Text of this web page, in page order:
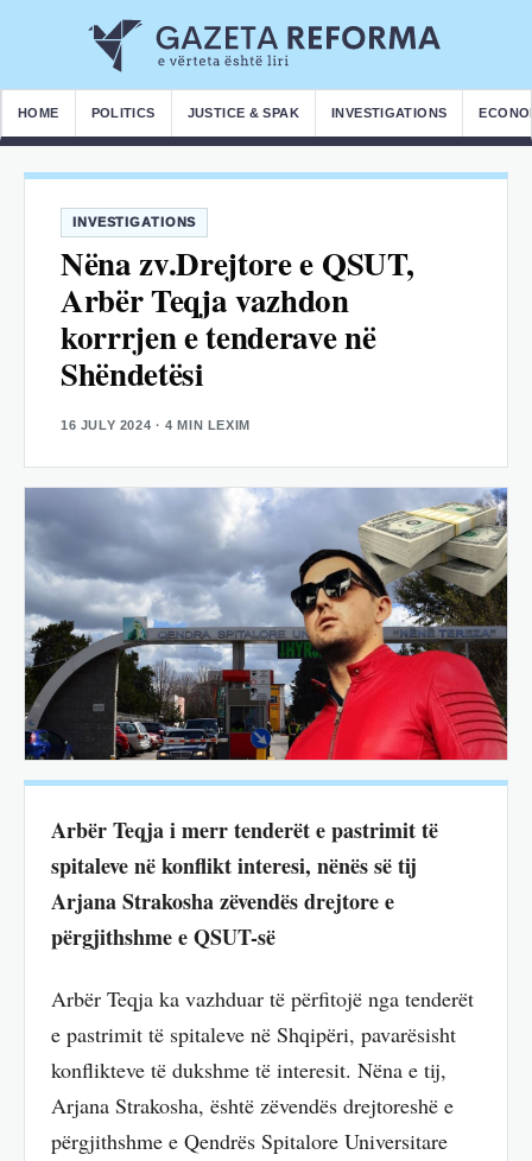
HOME POLITICS JUSTICE & SPAK INVESTIGATIONS
INVESTIGATIONS
Nëna zv.Drejtore e QSUT,
Arbër Teqja vazhdon
korrrjen e tenderave në
Shëndetësi
16 JULY 2024 · 4 MIN LEXIM
Arbër Teqja i merr tenderët e pastrimit të
spitaleve në konflikt interesi, nënës së tij
Arjana Strakosha zëvendës drejtore e
përgjithshme e QSUT-së
Arbër Teqja ka vazhduar të përfitojë nga tenderët
e pastrimit të spitaleve në Shqipëri, pavarësisht
konflikteve të dukshme të interesit. Nëna e tij,
Arjana Strakosha, është zëvendës drejtoreshë e
përgjithshme e Qendrës Spitalore Universitare